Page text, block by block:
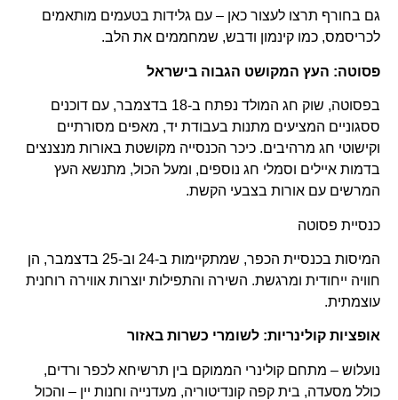
גם בחורף תרצו לעצור כאן – עם גלידות בטעמים מותאמים
לכריסמס, כמו קינמון ודבש, שמחממים את הלב.
פסוטה: העץ המקושט הגבוה בישראל
בפסוטה, שוק חג המולד נפתח ב-18 בדצמבר, עם דוכנים
ססגוניים המציעים מתנות בעבודת יד, מאפים מסורתיים
וקישוטי חג מרהיבים. כיכר הכנסייה מקושטת באורות מנצנצים
בדמות איילים וסמלי חג נוספים, ומעל הכול, מתנשא העץ
המרשים עם אורות בצבעי הקשת.
כנסיית פסוטה
המיסות בכנסיית הכפר, שמתקיימות ב-24 וב-25 בדצמבר, הן
חוויה ייחודית ומרגשת. השירה והתפילות יוצרות אווירה רוחנית
עוצמתית.
אופציות קולינריות: לשומרי כשרות באזור
נועלוש – מתחם קולינרי הממוקם בין תרשיחא לכפר ורדים,
כולל מסעדה, בית קפה קונדיטוריה, מעדנייה וחנות יין – והכול